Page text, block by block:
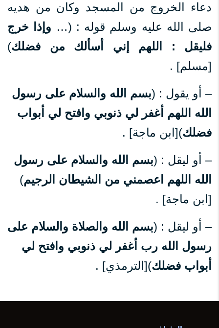
دعاء الخروج من المسجد وكان من هديه
صلى الله عليه وسلم قوله : (… وإذا خرج
فليقل : اللهم إني أسألك من فضلك)
[مسلم] .
– أو يقول : (بسم الله والسلام على رسول
الله اللهم أغفر لي ذنوبي وافتح لي أبواب
فضلك)[ابن ماجة] .
– أو ليقل : (بسم الله والسلام على رسول
الله اللهم اعصمني من الشيطان الرجيم)
[ابن ماجة] .
– أو ليقل : (بسم الله والصلاة والسلام على
رسول الله رب أغفر لي ذنوبي وافتح لي
أبواب فضلك)[الترمذي] .